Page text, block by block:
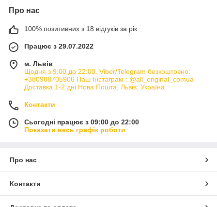
Про нас
100% позитивних з 18 відгуків за рік
Працює з 29.07.2022
м. Львів
Щодня з 9:00 до 22:00. Viber/Telegram безкоштовно:
+380988705906 Наш Інстаграм : @all_original_comua
Доставка 1-2 дні Нова Пошта, Львів, Україна
Контакти
Сьогодні працює з 09:00 до 22:00
Показати весь графік роботи
Про нас
Контакти